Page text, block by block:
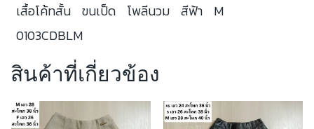
เสื้อโค้ทสั้น ขนเป็ด โพลีนวม สีฟ้า
M
0103CDBLM
สินค้าที่เกี่ยวข้อง